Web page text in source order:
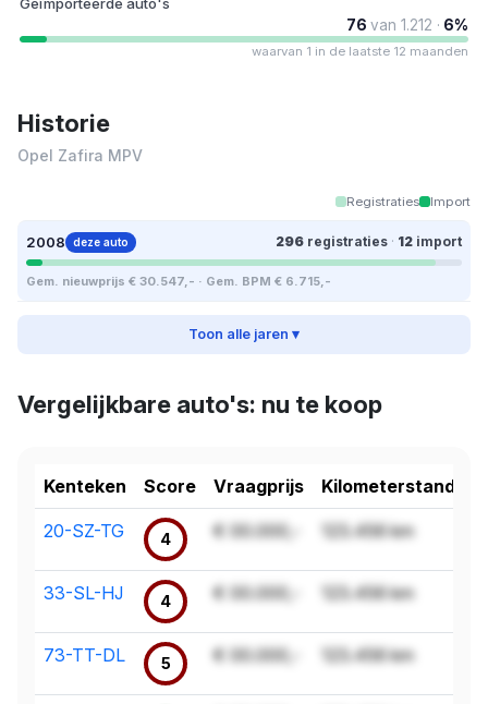
76 van 1.212 · 6%
waarvan 1 in de laatste 12 maanden
Historie
Opel Zafira MPV
Registraties Import
2008 deze auto 296 registraties · 12 import
Gem. nieuwprijs € 30.547,- · Gem. BPM € 6.715,-
Toon alle jaren ▾
Vergelijkbare auto's: nu te koop
Kenteken Score Vraagprijs Kilometerstand
20-SZ-TG 4 € 00.000,- 123.456 km
33-SL-HJ 4 € 00.000,- 123.456 km
73-TT-DL 5 € 00.000,- 123.456 km